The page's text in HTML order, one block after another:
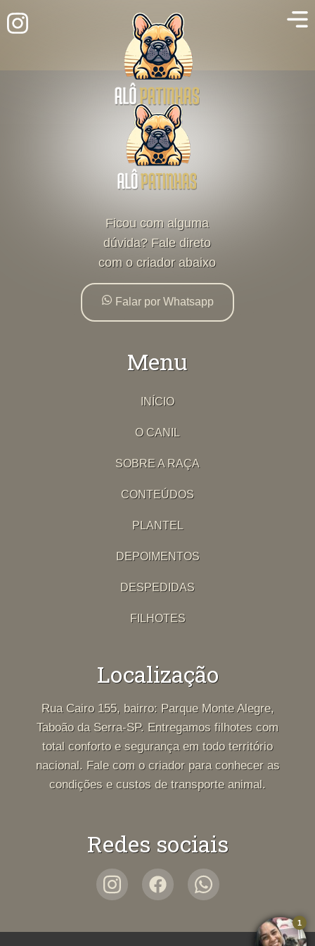
Ficou com alguma
dúvida? Fale direto
com o criador abaixo
Falar por Whatsapp
Menu
INÍCIO
O CANIL
SOBRE A RAÇA
CONTEÚDOS
PLANTEL
DEPOIMENTOS
DESPEDIDAS
FILHOTES
Localização
Rua Cairo 155, bairro: Parque Monte Alegre,
Taboão da Serra-SP. Entregamos filhotes com
total conforto e segurança em todo território
nacional. Fale com o criador para conhecer as
condições e custos de transporte animal.
Redes sociais